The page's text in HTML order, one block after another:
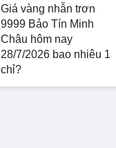
Giá vàng nhẫn trơn
9999 Bảo Tín Minh
Châu hôm nay
28/7/2026 bao nhiêu 1
chỉ?